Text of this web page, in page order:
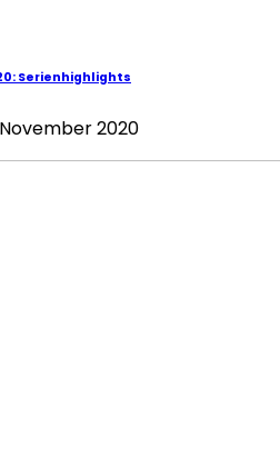
Serienhighlights
November 2020